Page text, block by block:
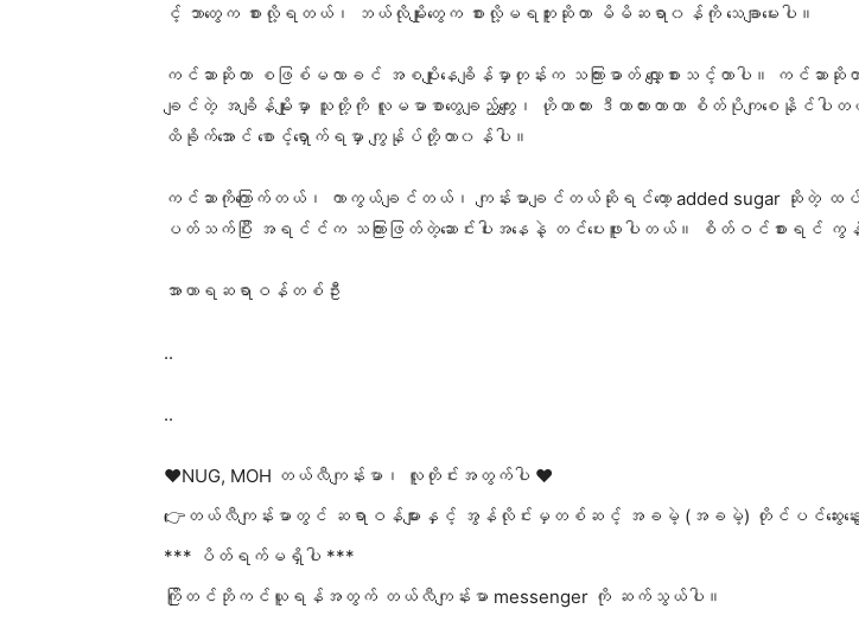
င့် ဘာတွေက စားလို့ရတယ်၊ ဘယ်လိုမျိုးတွေက စားလို့မရဘူးဆိုတာ မိမိဆရာ၀န်ကို သေချာမေးပါ။
ကင်ဆာဆိုတာ စဖြစ်မလာခင် အစပျိုးနေချိန်မှာတုန်းက သကြားဓာတ် လျှော့စားသင့်တာပါ။ ကင်ဆာ
ချင်တဲ့ အချိန်မျိုးမှာ သူတို့ကို လူမမာစာတွေချည့်ကျွေး၊ ဟိုဟာတား ဒီဟာတားတာဟာ စိတ်ပိုကျစ
ထိခိုက်အောင် စောင့်ရှောက်ရမှာ ကျွန်ုပ်တို့တာ၀န်ပါ။
ကင်ဆာကိုကြောက်တယ်၊ ကာကွယ်ချင်တယ်၊ ကျန်းမာချင်တယ်ဆိုရင်တော့ added sugar ဆိုတဲ့ ထပ်ပေါ
ပတ်သက်ပြီး အရင်င်က သကြားဖြတ်တဲ့ဆောင်းပါးအနေနဲ့ တင်ပေးဖူးပါတယ်။ စိတ်ဝင်စ
အာဟာရဆရာဝန်တစ်ဦး
..
..
❤️NUG, MOH တယ်လီကျန်းမာ၊ လူတိုင်းအတွက်ပါ ❤️
👉တယ်လီကျန်းမာတွင် ဆရာဝန်များနှင့် အွန်လိုင်းမှတစ်ဆင့် အခမဲ့ (အခမဲ့) တိုင်ပင်ဆွေးနွ
*** ပိတ်ရက်မရှိပါ ***
ကြိုတင်ဘိုကင်ယူရန်အတွက် တယ်လီကျန်းမာ messenger ကို ဆက်သွယ်ပါ။